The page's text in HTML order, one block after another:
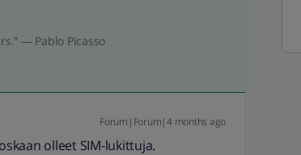
― Pablo Picasso
Forum|Forum|4 months ago
olleet SIM-lukittuja.